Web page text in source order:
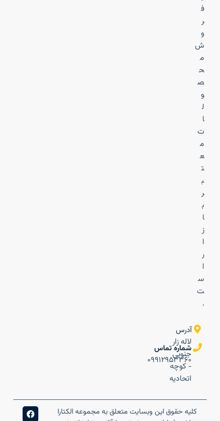
ف
ر
و
ش
م
ح
ص
و
ل
ا
ت
م
ع
ت
ب
ر
ب
ا
ز
ا
ر
ا
س
ت
.
آدرس
لاله زار
جنوبی
- کوچه
اتحادیه
شماره تماس
۰۹۹۱۲۹۵۳۳۶۰
کلیه حقوق این وبسایت متعلق به مجموعه الکتارا